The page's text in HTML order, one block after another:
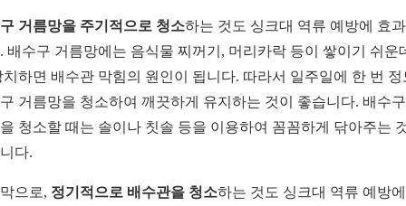
거름망을 주기적으로 청소하는 것도 싱크대 역류 예방에 효
배수구 거름망에는 음식물 찌꺼기, 머리카락 등이 쌓이기 쉬운
치하면 배수관 막힘의 원인이 됩니다. 따라서 일주일에 한 번 정
거름망을 청소하여 깨끗하게 유지하는 것이 좋습니다. 배수
청소할 때는 솔이나 칫솔 등을 이용하여 꼼꼼하게 닦아주는
다.
으로, 정기적으로 배수관을 청소하는 것도 싱크대 역류 예방